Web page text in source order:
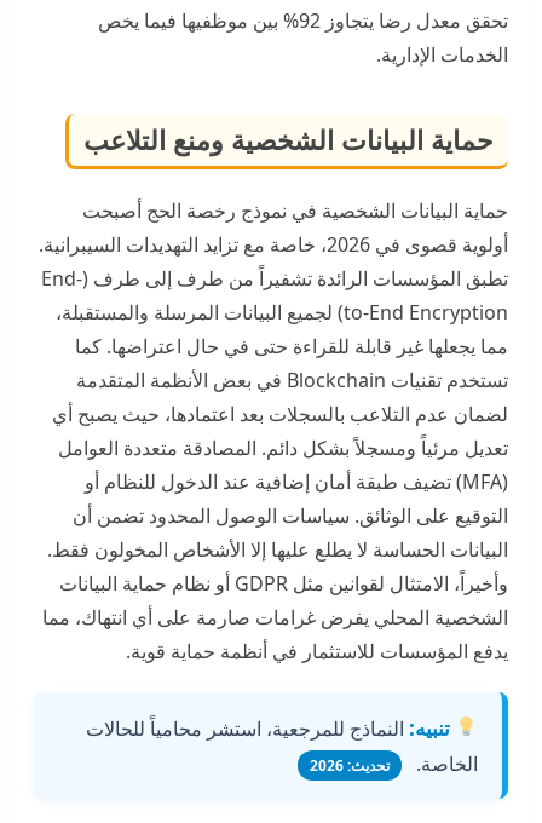
تحقق معدل رضا يتجاوز 92% بين موظفيها فيما يخص
الخدمات الإدارية.
حماية البيانات الشخصية ومنع التلاعب
حماية البيانات الشخصية في نموذج رخصة الحج أصبحت
أولوية قصوى في 2026، خاصة مع تزايد التهديدات السيبرانية.
تطبق المؤسسات الرائدة تشفيراً من طرف إلى طرف (End-
to-End Encryption) لجميع البيانات المرسلة والمستقبلة،
مما يجعلها غير قابلة للقراءة حتى في حال اعتراضها. كما
تستخدم تقنيات Blockchain في بعض الأنظمة المتقدمة
لضمان عدم التلاعب بالسجلات بعد اعتمادها، حيث يصبح أي
تعديل مرئياً ومسجلاً بشكل دائم. المصادقة متعددة العوامل
(MFA) تضيف طبقة أمان إضافية عند الدخول للنظام أو
التوقيع على الوثائق. سياسات الوصول المحدود تضمن أن
البيانات الحساسة لا يطلع عليها إلا الأشخاص المخولون فقط.
وأخيراً، الامتثال لقوانين مثل GDPR أو نظام حماية البيانات
الشخصية المحلي يفرض غرامات صارمة على أي انتهاك، مما
يدفع المؤسسات للاستثمار في أنظمة حماية قوية.
تنبيه: النماذج للمرجعية، استشر محامياً للحالات
الخاصة.
تحديث: 2026